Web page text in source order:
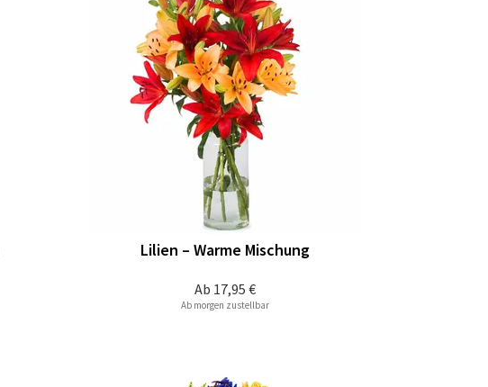
Ab 17,95 €
Lilien – Warme Mischung
Ab morgen zustellbar